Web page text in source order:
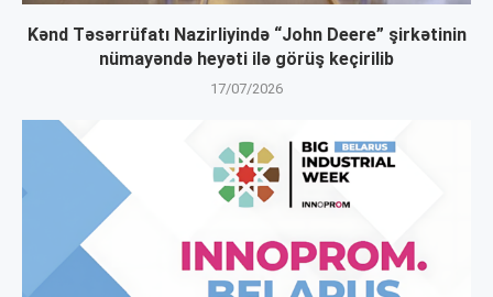
Kənd Təsərrüfatı Nazirliyində “John Deere” şirkətinin
nümayəndə heyəti ilə görüş keçirilib
17/07/2026